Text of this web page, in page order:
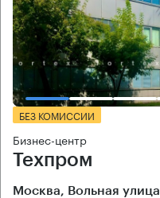
БЕЗ КОМИССИИ
Бизнес-центр
Техпром
Москва, Вольная